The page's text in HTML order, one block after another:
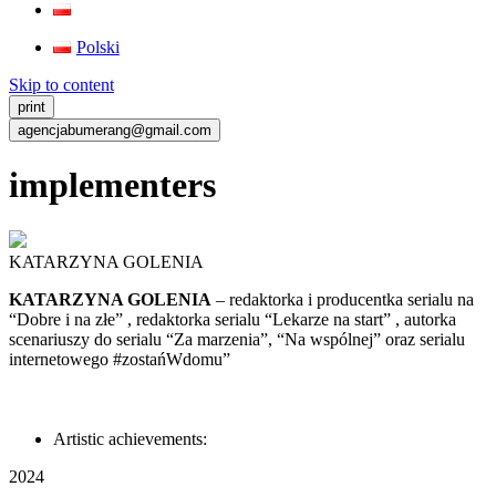
Polski
Skip to content
print
agencjabumerang@gmail.com
implementers
KATARZYNA GOLENIA
KATARZYNA GOLENIA – redaktorka i producentka serialu na
“Dobre i na złe” , redaktorka serialu “Lekarze na start” , autorka
scenariuszy do serialu “Za marzenia”, “Na wspólnej” oraz serialu
internetowego #zostańWdomu”
Artistic achievements:
2024